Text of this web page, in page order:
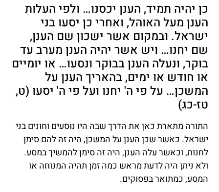
כן יהיה תמיד, הענן יכסנו… ולפי העלות
הענן מעל האוהל, ואחרי כן יסעו בני
ישראל. ובמקום אשר ישכון שם הענן,
שם יחנו… ויש אשר יהיה הענן מערב עד
בוקר, ונעלה הענן בבוקר ונסעו… או יומיים
או חודש או ימים, בהאריך הענן על
המשכן… על פי ה' יחנו ועל פי ה' יסעו (ט,
טז-כג)
התורה מתארת כאן את הדרך שבה היו נוסעים וחונים בני
ישראל. כאשר שכן הענן על המשכן, היה זה להם סימן
לחנות, וכאשר עלה הענן, היה זה סימן להמשיך במסע.
ולא ניתן היה לדעת מראש כמה זמן תהיה המנוחה או
המסע, כמתואר בפסוקים.